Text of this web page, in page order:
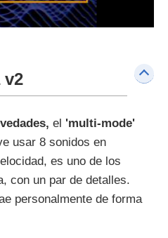
v2
el 'multi-mode'
usar 8 sonidos en
es uno de los
con un par de detalles.
personalmente de forma